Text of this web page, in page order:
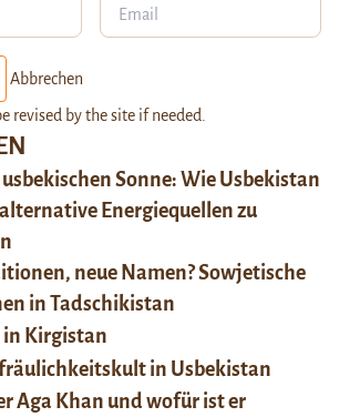
Sonne: Wie Usbekistan
Energiequellen zu
neue Namen? Sowjetische
in Tadschikistan
in Kirgistan
in Usbekistan
Aga Khan und wofür ist er
Abbrechen
revised by the site if needed.